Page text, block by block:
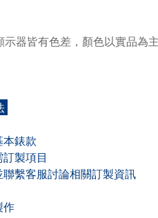
器皆有色差，顏色以實品為主
錶款
製項目
繫客服討論相關訂製資訊
作